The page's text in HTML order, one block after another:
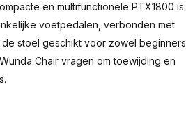
en multifunctionele PTX1800 is
voetpedalen, verbonden met
stoel geschikt voor zowel beginners
Chair vragen om toewijding en